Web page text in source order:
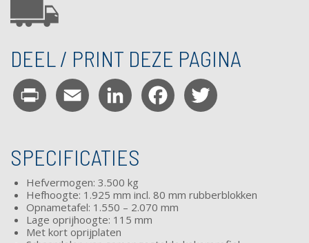
DEEL / PRINT DEZE PAGINA
Print Email LinkedInFacebook
SPECIFICATIES
Hefvermogen: 3.500 kg
Hefhoogte: 1.925 mm incl. 80 mm rubberblokken
Opnametafel: 1.550 – 2.070 mm
Lage oprijhoogte: 115 mm
Met kort oprijplaten